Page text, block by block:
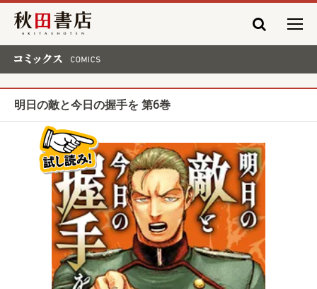
秋田書店
明日の敵と今日の握手を 第6巻